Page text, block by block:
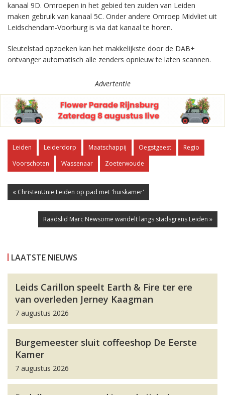
kanaal 9D. Omroepen in het gebied ten zuiden van Leiden
maken gebruik van kanaal 5C. Onder andere Omroep Midvliet uit
Leidschendam-Voorburg is via dat kanaal te horen.
Sleutelstad opzoeken kan het makkelijkste door de DAB+
ontvanger automatisch alle zenders opnieuw te laten scannen.
Advertentie
Leiden Leiderdorp Maatschappij Oegstgeest
Regio
Voorschoten
Wassenaar Zoeterwoude
« ChristenUnie Leiden op pad met 'huiskamer'
Raadslid Marc Newsome wandelt langs stadsgrens Leiden »
LAATSTE NIEUWS
Leids Carillon speelt Earth & Fire ter ere
van overleden Jerney Kaagman
7 augustus 2026
Burgemeester sluit coffeeshop De Eerste
Kamer
7 augustus 2026